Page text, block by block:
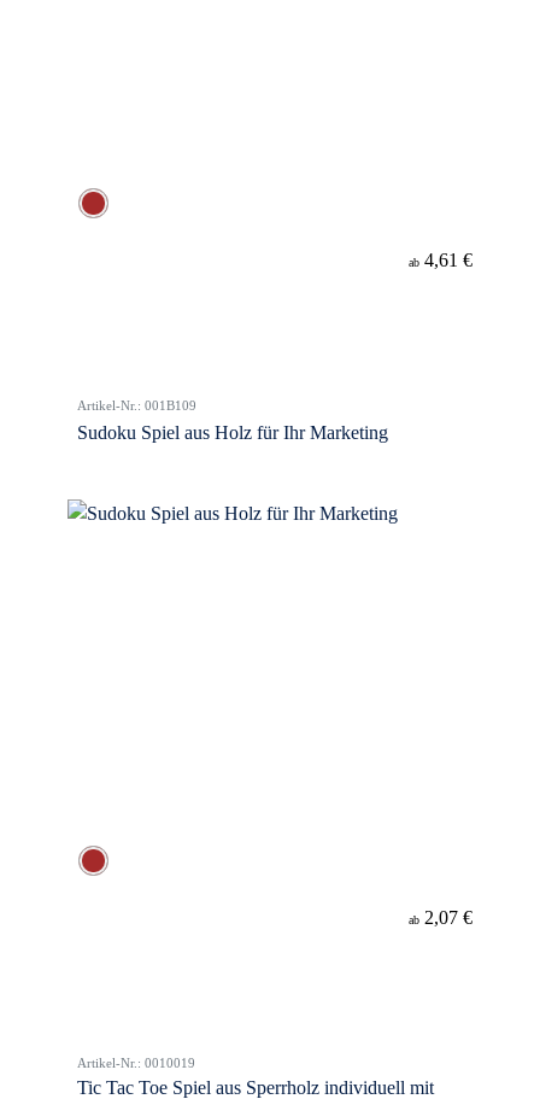
ab 4,61 €
Artikel-Nr.: 001B109
Sudoku Spiel aus Holz für Ihr Marketing
ab 2,07 €
Artikel-Nr.: 0010019
Tic Tac Toe Spiel aus Sperrholz individuell mit